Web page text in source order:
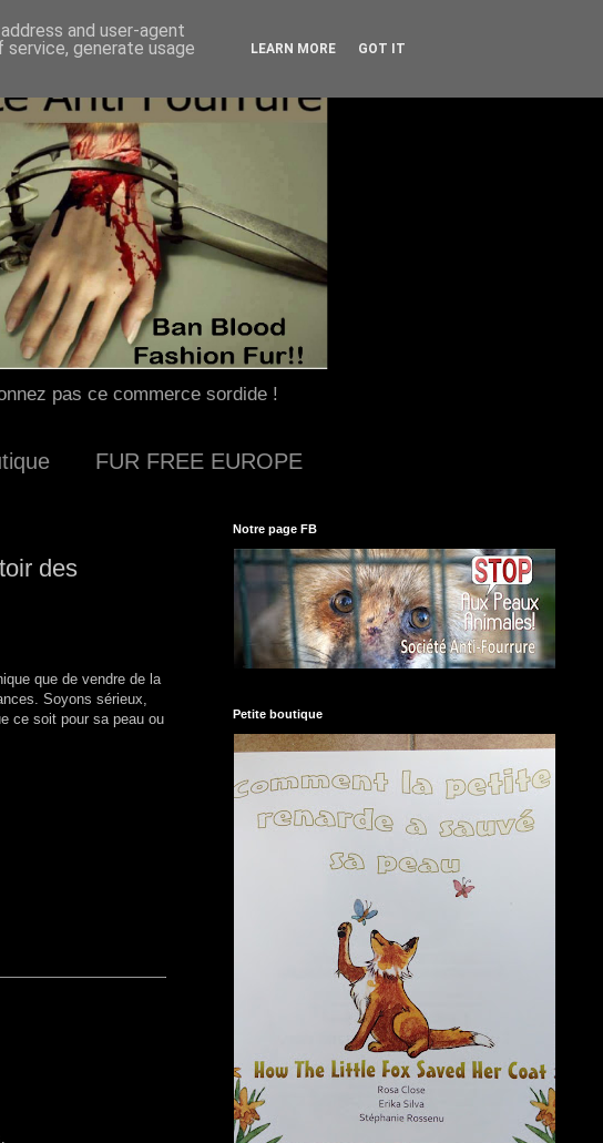
pas ce commerce sordide !
FUR FREE EUROPE
des
que de vendre de la
Soyons sérieux,
ce soit pour sa peau ou
Notre page FB
Petite boutique
and user-agent
generate usage
LEARN MORE GOT IT